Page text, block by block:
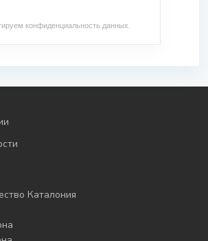
конфиденциальность данных.
Каталония